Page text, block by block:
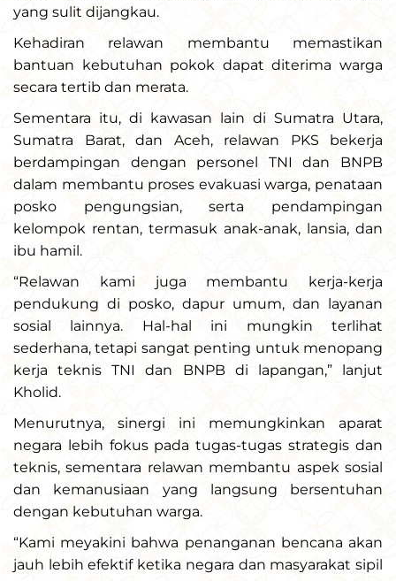
yang sulit dijangkau.
Kehadiran relawan membantu memastikan
bantuan kebutuhan pokok dapat diterima warga
secara tertib dan merata.
Sementara itu, di kawasan lain di Sumatra Utara,
Sumatra Barat, dan Aceh, relawan PKS bekerja
berdampingan dengan personel TNI dan BNPB
dalam membantu proses evakuasi warga, penataan
posko pengungsian, serta pendampingan
kelompok rentan, termasuk anak-anak, lansia, dan
ibu hamil.
“Relawan kami juga membantu kerja-kerja
pendukung di posko, dapur umum, dan layanan
sosial lainnya. Hal-hal ini mungkin terlihat
sederhana, tetapi sangat penting untuk menopang
kerja teknis TNI dan BNPB di lapangan,” lanjut
Kholid.
Menurutnya, sinergi ini memungkinkan aparat
negara lebih fokus pada tugas-tugas strategis dan
teknis, sementara relawan membantu aspek sosial
dan kemanusiaan yang langsung bersentuhan
dengan kebutuhan warga.
“Kami meyakini bahwa penanganan bencana akan
jauh lebih efektif ketika negara dan masyarakat sipil